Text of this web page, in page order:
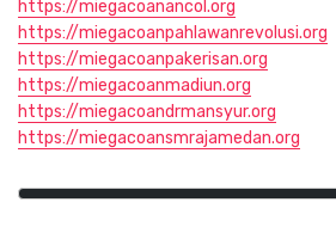
https://miegacoanancol.org
https://miegacoanpahlawanrevolusi.org
https://miegacoanpakerisan.org
https://miegacoanmadiun.org
https://miegacoandrmansyur.org
https://miegacoansmrajamedan.org